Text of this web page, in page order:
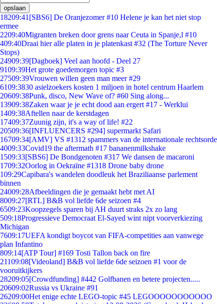
opslaan
18209:41 [SBS6] De Oranjezomer #10 Helene je kan het niet stop
ermee
2209:40Migranten breken door grens naar Ceuta in Spanje,l #10
409:40Draai hier alle platen in je platenkast #32 (The Torture Never
Stops)
24909:39[Dagboek] Veel aan hoofd - Deel 27
9109:39Het grote goedemorgen topic #3
27509:39Vrouwen willen geen man meer #29
6109:3830 asielzoekers kosten 1 miljoen in hotel centrum Haarlem
20609:38Punk, disco, New Wave of? #60 Sing along...
13909:38Zaken waar je je echt dood aan ergert #17 - Werklui
1409:38Aftellen naar de kerstdagen
17409:37Zuunig zijn, it's a way of life! #22
20509:36[INFLUENCERS #294] supermarkt Safari
16709:34[AMV] VS #1312 spammers van de internationale rechtsorde
4009:33Covid19 the aftermath #17 bananenmilkshake
1509:33[SBS6] De Bondgenoten #317 We dansen de macaroni
1709:32Oorlog in Oekraïne #1318 Drone baby drone
109:29Capibara's wandelen doodleuk het Braziliaanse parlement
binnen
24009:28Afbeeldingen die je gemaakt hebt met AI
8009:27[RTL] B&B vol liefde 6de seizoen #4
6509:23Koopzegels sparen bij AH duurt straks 2x zo lang
509:18Progressieve Democraat El-Sayed wint nipt voorverkiezing
Michigan
7609:17UEFA kondigt boycot van FIFA-competities aan vanwege
plan Infantino
809:14[ATP Tour] #169 Tosti Tallon back on fire
21109:08[Videoland] B&B vol liefde 6de seizoen #1 voor de
vooruitkijkers
28209:05[Crowdfunding] #442 Golfbanen en betere projecten.....
20609:02Russia vs Ukraine #91
26209:00Het enige echte LEGO-topic #45 LEGOOOOOOOOOOO